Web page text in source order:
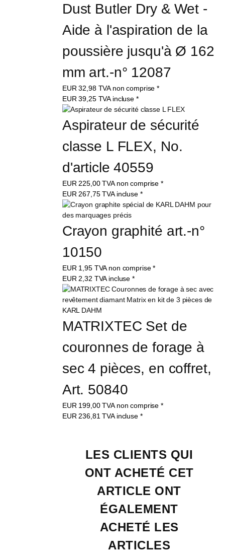
Dust Butler Dry & Wet -
Aide à l'aspiration de la
poussière jusqu'à Ø 162
mm art.-n° 12087
EUR32,98 TVA non comprise *
EUR39,25 TVA incluse *
Aspirateur de sécurité
classe L FLEX, No.
d'article 40559
EUR 225,00TVA non comprise *
EUR 267,75TVA incluse *
Crayon graphité art.-n°
10150
EUR 1,95 TVA non comprise *
EUR 2,32 TVA incluse *
MATRIXTEC Set de
couronnes de forage à
sec 4 pièces, en coffret,
Art. 50840
EUR 199,00TVA non comprise *
EUR 236,81TVA incluse *
LES CLIENTS QUI
ONT ACHETÉ CET
ARTICLE ONT
ÉGALEMENT
ACHETÉ LES
ARTICLES